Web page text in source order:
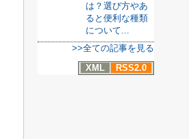
は？選び方やあ
ると便利な種類
について...
>>全ての記事を見る
XML
RSS2.0